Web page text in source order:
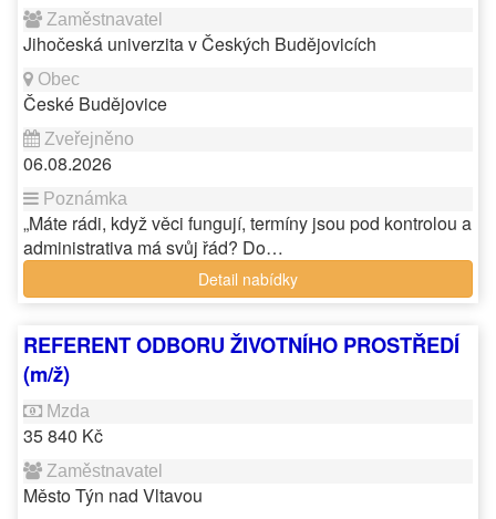
Jihočeská univerzita v Českých Budějovicích
České Budějovice
06.08.2026
„Máte rádi, když věci fungují, termíny jsou pod kontrolou a
administrativa má svůj řád? Do…
Detail nabídky
REFERENT ODBORU ŽIVOTNÍHO PROSTŘEDÍ
(m/ž)
35 840 Kč
Město Týn nad Vltavou